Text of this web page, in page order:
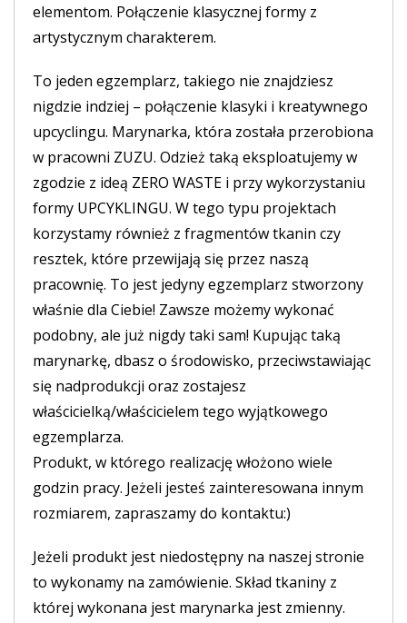
elementom. Połączenie klasycznej formy z
artystycznym charakterem.
To jeden egzemplarz, takiego nie znajdziesz
nigdzie indziej – połączenie klasyki i kreatywnego
upcyclingu. Marynarka, która została przerobiona
w pracowni ZUZU. Odzież taką eksploatujemy w
zgodzie z ideą ZERO WASTE i przy wykorzystaniu
formy UPCYKLINGU. W tego typu projektach
korzystamy również z fragmentów tkanin czy
resztek, które przewijają się przez naszą
pracownię. To jest jedyny egzemplarz stworzony
właśnie dla Ciebie! Zawsze możemy wykonać
podobny, ale już nigdy taki sam! Kupując taką
marynarkę, dbasz o środowisko, przeciwstawiając
się nadprodukcji oraz zostajesz
właścicielką/właścicielem tego wyjątkowego
egzemplarza.
Produkt, w którego realizację włożono wiele
godzin pracy. Jeżeli jesteś zainteresowana innym
rozmiarem, zapraszamy do kontaktu:)
Jeżeli produkt jest niedostępny na naszej stronie
to wykonamy na zamówienie. Skład tkaniny z
której wykonana jest marynarka jest zmienny.